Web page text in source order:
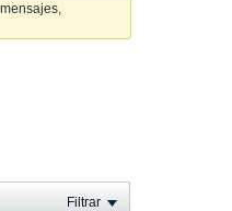
Filtrar